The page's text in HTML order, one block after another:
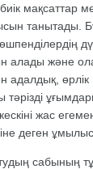
биік
танытады.
және
адалдық, өрлік
тәрізді
жас
деген
сабының